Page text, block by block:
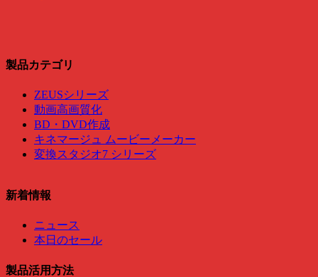
製品カテゴリ
ZEUSシリーズ
動画高画質化
BD・DVD作成
キネマージュ ムービーメーカー
変換スタジオ7 シリーズ
新着情報
ニュース
本日のセール
製品活用方法